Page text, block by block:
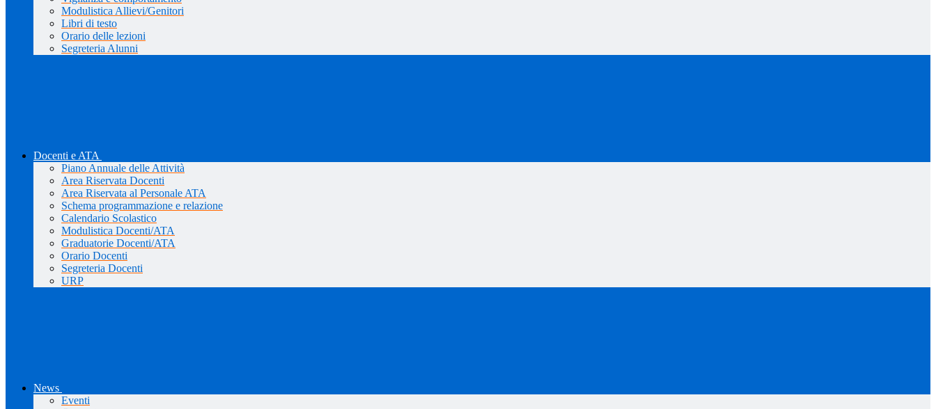
Modulistica Allievi/Genitori
Libri di testo
Orario delle lezioni
Segreteria Alunni
Docenti e ATA
Piano Annuale delle Attività
Area Riservata Docenti
Area Riservata al Personale ATA
Schema programmazione e relazione
Calendario Scolastico
Modulistica Docenti/ATA
Graduatorie Docenti/ATA
Orario Docenti
Segreteria Docenti
URP
News
Eventi